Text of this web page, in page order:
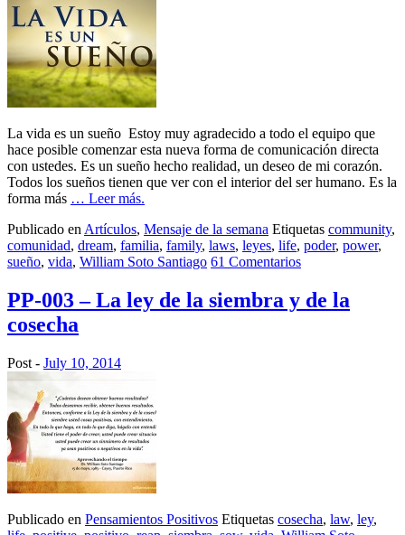
La vida es un sueño Estoy muy agradecido a todo el equipo que
hace posible comenzar esta nueva forma de comunicación directa
con ustedes. Es un sueño hecho realidad, un deseo de mi corazón.
Todos los sueños tienen que ver con el interior del ser humano. Es la
forma más … Leer más.
Publicado en Artículos, Mensaje de la semana Etiquetas community,
comunidad, dream, familia, family, laws, leyes, life, poder, power,
sueño, vida, William Soto Santiago 61 Comentarios
PP-003 – La ley de la siembra y de la
cosecha
Post - July 10, 2014
Publicado en Pensamientos Positivos Etiquetas cosecha, law, ley,